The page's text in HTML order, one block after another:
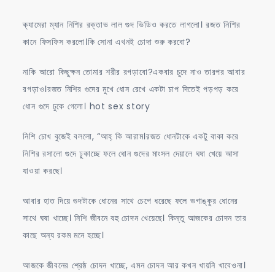
ক্যামেরা ম্যান নিশির রক্তাভ লাল গুদ ভিডিও করতে লাগলো। রজত নিশির
কানে ফিসফিস করলো।কি সোনা এখনই চোদা শুরু করবো?
নাকি আরো কিছুক্ষন তোমার শরীর রগড়াবো?একবার চুদে নাও তারপর আবার
রগড়াও।রজত নিশির গুদের মুখে ধোন রেখে একটা চাপ দিতেই পড়পড় করে
ধোন গুদে ঢুকে গেলো। hot sex story
নিশি চোখ বুজেই বললো, “আহ্‌ কি আরাম।রজত ধোনটাকে একটু বাকা করে
নিশির রসালো গুদে ঢুকাচ্ছে ফলে ধোন গুদের মাংসল দেয়ালে ঘষা খেয়ে আসা
যাওয়া করছে।
আবার হাত দিয়ে গুদটাকে ধোনের সাথে চেপে ধরেছে ফলে ভগাঙ্কুর ধোনের
সাথে ঘষা খাচ্ছে। নিশি জীবনে বহু চোদন খেয়েছে। কিন্তু আজকের চোদন তার
কাছে অন্য রকম মনে হচ্ছে।
আজকে জীবনের শ্রেষ্ঠ চোদন খাচ্ছে, এমন চোদন আর কখন খায়নি খাবেওনা।